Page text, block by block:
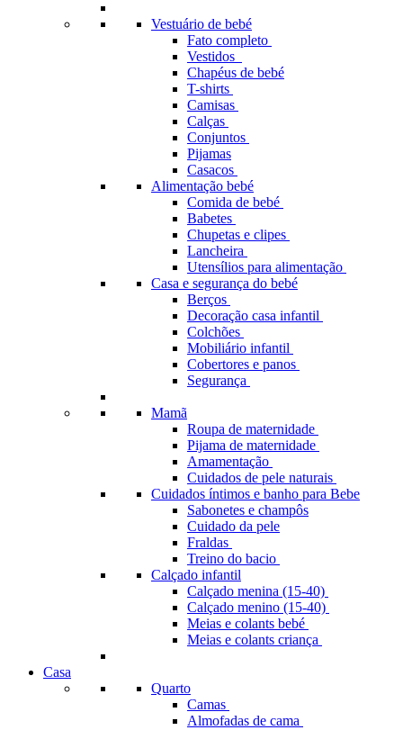
Vestuário de bebé
Fato completo
Vestidos
Chapéus de bebé
T-shirts
Camisas
Calças
Conjuntos
Pijamas
Casacos
Alimentação bebé
Comida de bebé
Babetes
Chupetas e clipes
Lancheira
Utensílios para alimentação
Casa e segurança do bebé
Berços
Decoração casa infantil
Colchões
Mobiliário infantil
Cobertores e panos
Segurança
Mamã
Roupa de maternidade
Pijama de maternidade
Amamentação
Cuidados de pele naturais
Cuidados íntimos e banho para Bebe
Sabonetes e champôs
Cuidado da pele
Fraldas
Treino do bacio
Calçado infantil
Calçado menina (15-40)
Calçado menino (15-40)
Meias e colants bebé
Meias e colants criança
Casa
Quarto
Camas
Almofadas de cama